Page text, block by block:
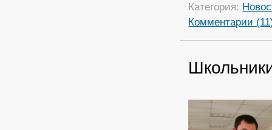
Категория:
Комментарии